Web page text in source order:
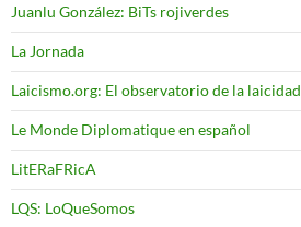
Juanlu González: BiTs rojiverdes
La Jornada
Laicismo.org: El observatorio de la laicidad
Le Monde Diplomatique en español
LitERaFRicA
LQS: LoQueSomos